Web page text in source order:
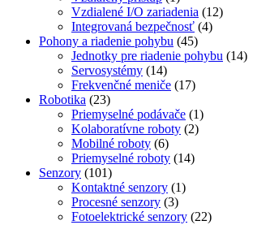
Vzdialené I/O zariadenia (12)
Integrovaná bezpečnosť (4)
Pohony a riadenie pohybu (45)
Jednotky pre riadenie pohybu (14)
Servosystémy (14)
Frekvenčné meniče (17)
Robotika (23)
Priemyselné podávače (1)
Kolaboratívne roboty (2)
Mobilné roboty (6)
Priemyselné roboty (14)
Senzory (101)
Kontaktné senzory (1)
Procesné senzory (3)
Fotoelektrické senzory (22)